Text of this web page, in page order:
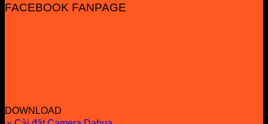
FACEBOOK FANPAGE
DOWNLOAD